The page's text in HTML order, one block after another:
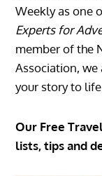
Weekly as one
Experts for
member of the
Association,
your story to life.
Our Free
lists, tips and